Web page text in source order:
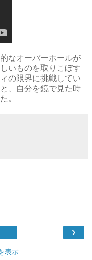
なオーバーホールが
いものを取りこぼす
の限界に挑戦してい
、自分を鏡で見た時
。
›
表示